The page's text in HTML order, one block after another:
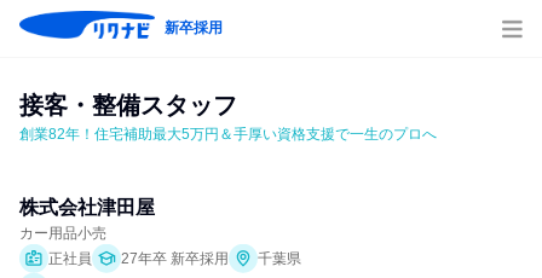
新卒採用
接客・整備スタッフ
創業82年！住宅補助最大5万円＆手厚い資格支援で一生のプロへ
株式会社津田屋
カー用品小売
正社員
27年卒 新卒採用
千葉県